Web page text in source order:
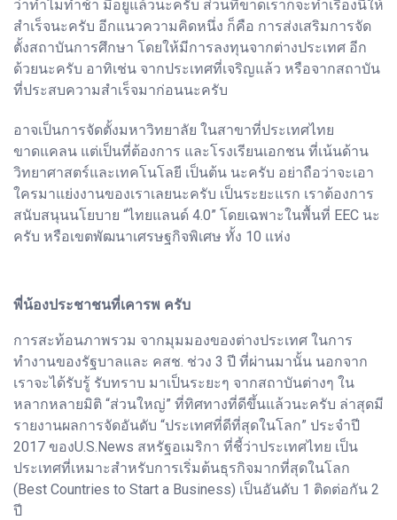
ว่าทำไมทำช้า มีอยูแล้วนะครับ ส่วนที่ขาดเราก็จะทำเรื่องนี้ให้
สำเร็จนะครับ อีกแนวความคิดหนึ่ง ก็คือ การส่งเสริมการจัด
ตั้งสถาบันการศึกษา โดยให้มีการลงทุนจากต่างประเทศ อีก
ด้วยนะครับ อาทิเช่น จากประเทศที่เจริญแล้ว หรือจากสถาบัน
ที่ประสบความสำเร็จมาก่อนนะครับ
อาจเป็นการจัดตั้งมหาวิทยาลัย ในสาขาที่ประเทศไทย
ขาดแคลน แต่เป็นที่ต้องการ และโรงเรียนเอกชน ที่เน้นด้าน
วิทยาศาสตร์และเทคโนโลยี เป็นต้น นะครับ อย่าถือว่าจะเอา
ใครมาแย่งงานของเราเลยนะครับ เป็นระยะแรก เราต้องการ
สนับสนุนนโยบาย “ไทยแลนด์ 4.0” โดยเฉพาะในพื้นที่ EEC นะ
ครับ หรือเขตพัฒนาเศรษฐกิจพิเศษ ทั้ง 10 แห่ง
พี่น้องประชาชนที่เคารพ ครับ
การสะท้อนภาพรวม จากมุมมองของต่างประเทศ ในการ
ทำงานของรัฐบาลและ คสช. ช่วง 3 ปี ที่ผ่านมานั้น นอกจาก
เราจะได้รับรู้ รับทราบ มาเป็นระยะๆ จากสถาบันต่างๆ ใน
หลากหลายมิติ “ส่วนใหญ่” ที่ทิศทางที่ดีขึ้นแล้วนะครับ ล่าสุดมี
รายงานผลการจัดอันดับ “ประเทศที่ดีที่สุดในโลก” ประจำปี
2017 ของU.S.News สหรัฐอเมริกา ที่ชี้ว่าประเทศไทย เป็น
ประเทศที่เหมาะสำหรับการเริ่มต้นธุรกิจมากที่สุดในโลก
(Best Countries to Start a Business) เป็นอันดับ 1 ติดต่อกัน 2
ปี